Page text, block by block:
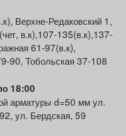
Верхне-Редаковский 1,
в.к),107-135(в.к),137-
61-97(в.к),
90, Тобольская 37-108
18:00
арматуры d=50 мм ул.
ул. Бердская, 59